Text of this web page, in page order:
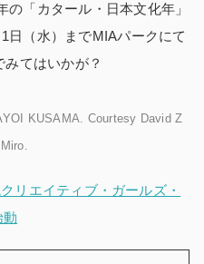
の「カタール・日本文化年」
1日（水）までMIAパークにて
てはいかが？
KUSAMA. Courtesy David Z
リエイティブ・ガールズ・
動